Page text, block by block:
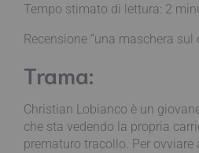
Tempo stimato di lettura: 2
Recensione “una maschera sul
Trama:
Christian Lobianco è un
che sta vedendo la propria
prematuro tracollo. Per